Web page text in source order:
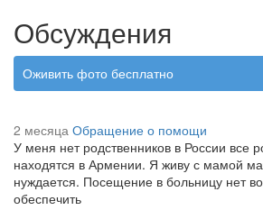
Обсуждения
Оживить фото бесплатно
2 месяца Обращение о помощи
У меня нет родственников в России все
находятся в Армении. Я живу с мамой
нуждается. Посещение в больницу нет
обеспечить